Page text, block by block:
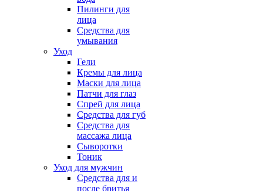
Пилинги для
лица
Средства для
умывания
Уход
Гели
Кремы для лица
Маски для лица
Патчи для глаз
Спрей для лица
Средства для губ
Средства для
массажа лица
Сыворотки
Тоник
Уход для мужчин
Средства для и
после бритья